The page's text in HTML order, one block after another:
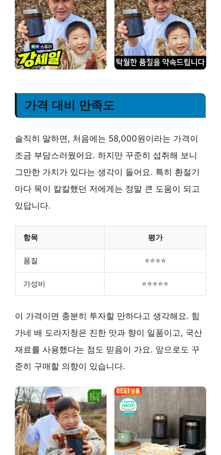
가격 대비 만족도
솔직히 말하면, 처음에는 58,000원이라는 가격이
조금 부담스러웠어요. 하지만 꾸준히 섭취해 보니
그만한 가치가 있다는 생각이 들어요. 특히 환절기
마다 목이 칼칼했던 저에게는 정말 큰 도움이 되고
있답니다.
항목 평가
품질 ⭐⭐⭐⭐
가성비 ⭐⭐⭐⭐⭐
이 가격이면 충분히 투자할 만하다고 생각해요. 힘
가네 배 도라지청은 진한 맛과 향이 일품이고, 국산
재료를 사용했다는 점도 믿음이 가요. 앞으로도 꾸
준히 구매할 의향이 있습니다.